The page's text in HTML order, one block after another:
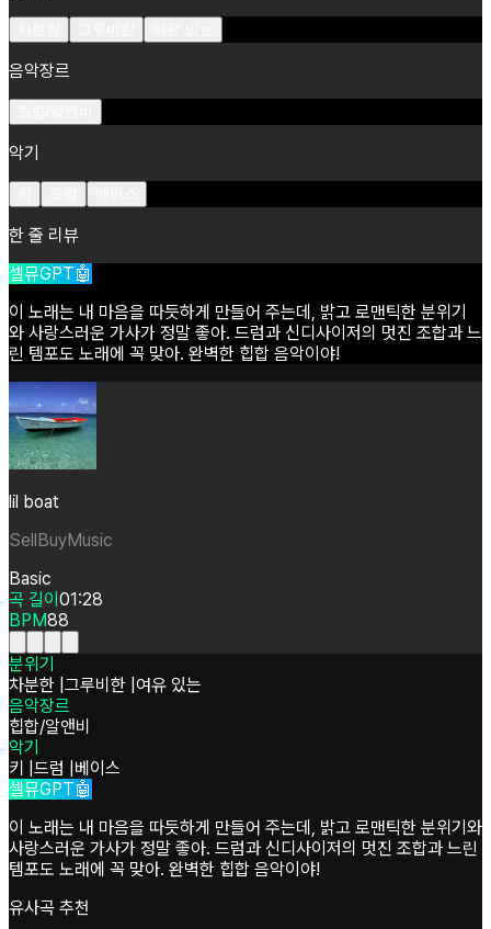
음악장르
악기
한 줄 리뷰
셀뮤GPT🤖
이 노래는 내 마음을 따듯하게 만들어 주는데, 밝고 로맨틱한 분위기
와 사랑스러운 가사가 정말 좋아. 드럼과 신디사이저의 멋진 조합과 느
린 템포도 노래에 꼭 맞아. 완벽한 힙합 음악이야!
lil boat
SellBuyMusic
Basic
곡 길이 01:28
BPM88
분위기
차분한 그루비한 여유 있는
음악장르
힙합/알앤비
악기
키 드럼
베이스
셀뮤GPT🤖
이 노래는 내 마음을 따듯하게 만들어 주는데, 밝고 로맨틱한 분위기와
사랑스러운 가사가 정말 좋아. 드럼과 신디사이저의 멋진 조합과 느린
템포도 노래에 꼭 맞아. 완벽한 힙합 음악이야!
유사곡 추천